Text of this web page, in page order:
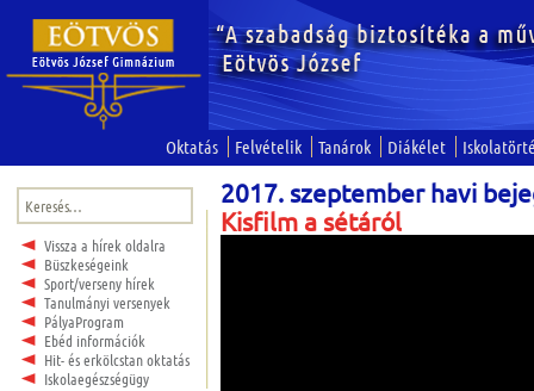
Oktatás Felvételik Tanárok Diákélet
Keresés:
Vissza a hírek oldalra
Büszkeségeink
Sport/verseny hírek
Tanulmányi versenyek
PályaProgram
Ebéd információk
Hit- és erkölcstan oktatás
Iskolaegészségügy
2017. szeptember havi
Kisfilm a sétáról